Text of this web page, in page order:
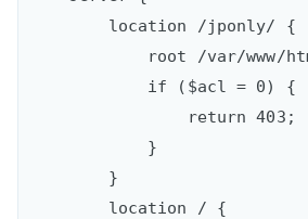
        location /jponly/ {
root /var/www/
            if ($acl = 0) {
                return 403;
            }
        }
        location / {